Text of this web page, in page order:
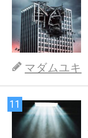
マダムユキ
11